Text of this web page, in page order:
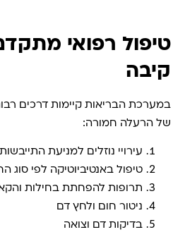
טיפול רפואי
קיבה
במערכת הבריאות קיימות דרכים
של הרעלה חמורה:
עירויי נוזלים למניעת התייבשות
טיפול באנטיביוטיקה לפי סוג
תרופות להפחתת בחילות
ניטור חום ולחץ דם
בדיקות דם וצואה